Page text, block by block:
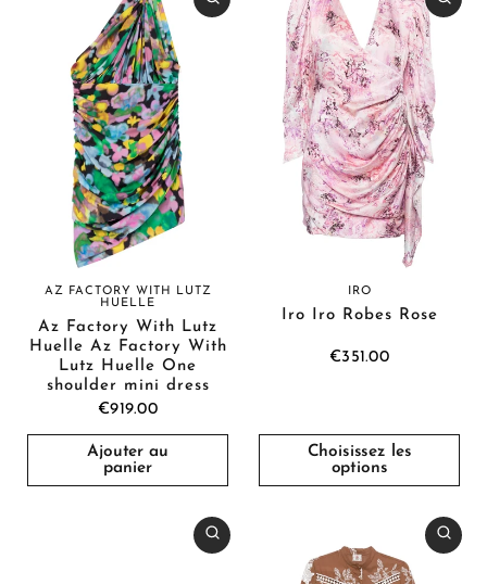
AZ FACTORY WITH LUTZ
HUELLE
Az Factory With Lutz
Huelle Az Factory With
Lutz Huelle One
shoulder mini dress
€919.00
Ajouter au
panier
IRO
Iro Iro Robes Rose
€351.00
Choisissez les
options